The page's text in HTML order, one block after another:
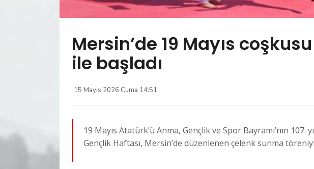
Mersin’de 19 Mayıs
ile başladı
15 Mayıs 2026 Cuma 14:51
19 Mayıs Atatürk’ü Anma, Gençlik ve Spor Bayramı’nın 107.
Gençlik Haftası, Mersin’de düzenlenen çelenk sunma